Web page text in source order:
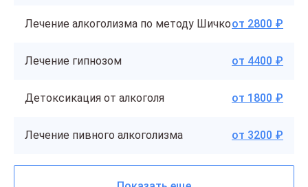
Лечение алкоголизма по методу Шичкоот 2800 ₽
Лечение гипнозом от 4400 ₽
Детоксикация от алкоголя от 1800 ₽
Лечение пивного алкоголизма от 3200 ₽